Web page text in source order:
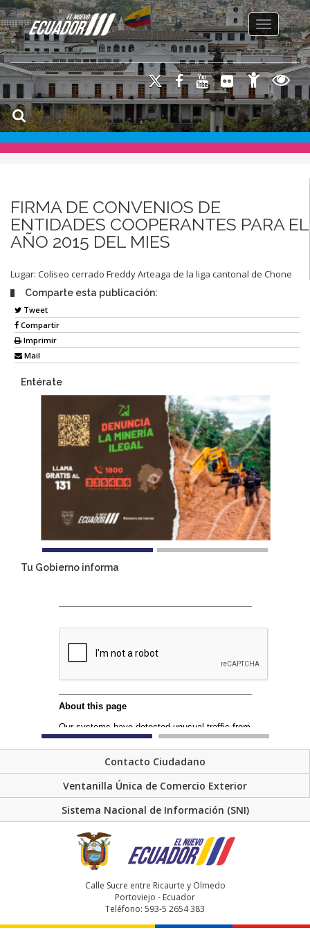
Toggle
FIRMA DE CONVENIOS DE
ENTIDADES COOPERANTES PARA EL
AÑO 2015 DEL MIES
Lugar: Coliseo cerrado Freddy Arteaga de la liga cantonal de Chone
Comparte esta publicación:
Tweet
Compartir
Imprimir
Mail
Entérate
Tu Gobierno informa
Contacto Ciudadano
Ventanilla Única de Comercio Exterior
Sistema Nacional de Información (SNI)
Calle Sucre entre Ricaurte y Olmedo
Portoviejo - Ecuador
Teléfono: 593-5 2654 383